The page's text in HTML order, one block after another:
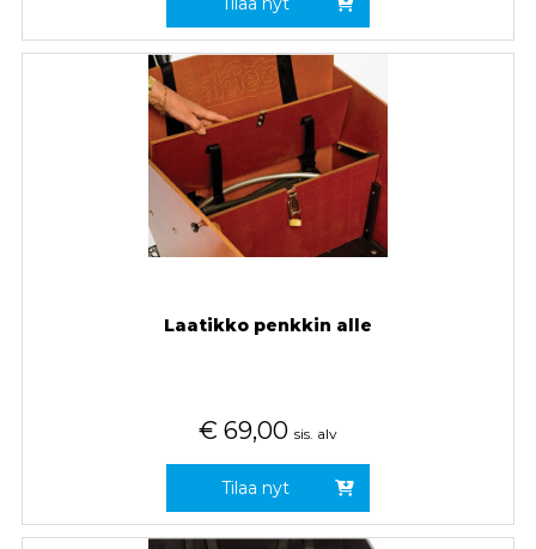
Laatikko penkkin alle
€ 69,00 sis. alv
Tilaa nyt